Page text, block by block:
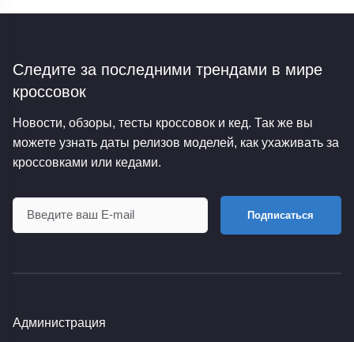
Следите за последними трендами в мире
кроссовок
Новости, обзоры, тесты кроссовок и кед. Так же вы
можете узнать даты релизов моделей, как ухаживать за
кроссовками или кедами.
Подписаться
Администрация